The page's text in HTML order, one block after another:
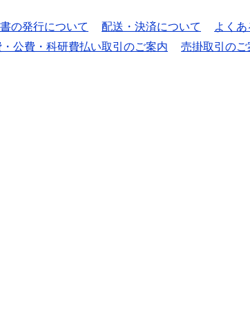
の発行について 配送・決済について
よくあ
公費・科研費払い取引のご案内 売掛取引のご